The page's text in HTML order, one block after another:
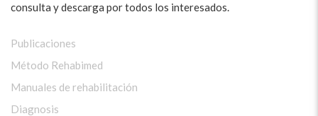
consulta y descarga por todos los interesados.
Publicaciones
Método Rehabimed
Manuales de rehabilitación
Diagnosis